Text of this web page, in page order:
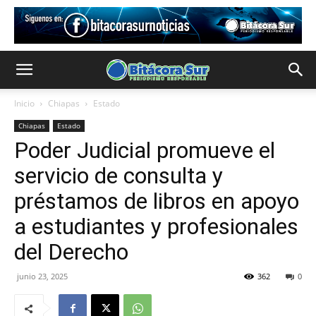
Inicio Chiapas Estado
Chiapas Estado
Poder Judicial promueve el
servicio de consulta y
préstamos de libros en apoyo
a estudiantes y profesionales
del Derecho
junio 23, 2025 0
362